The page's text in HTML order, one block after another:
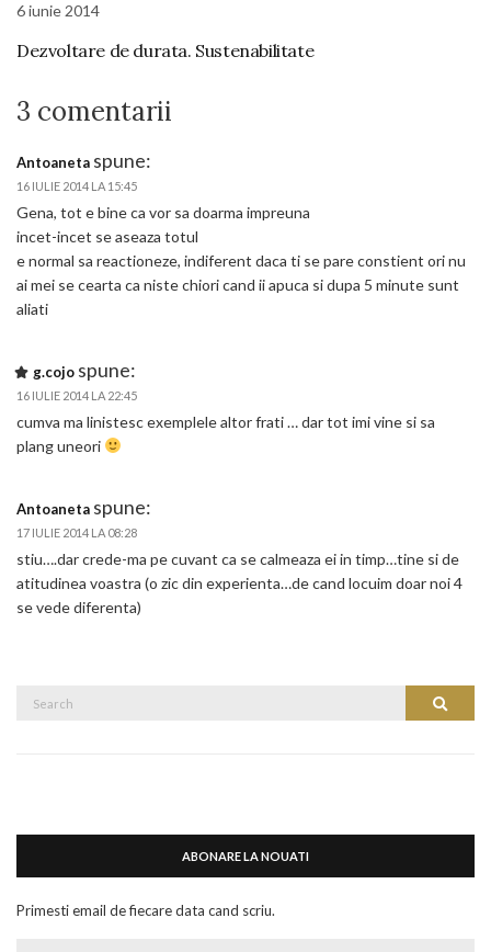
6 iunie 2014
Dezvoltare de durata. Sustenabilitate
3 comentarii
Antoaneta spune:
16 IULIE 2014 LA 15:45
Gena, tot e bine ca vor sa doarma impreuna
incet-incet se aseaza totul
e normal sa reactioneze, indiferent daca ti se pare constient ori nu
ai mei se cearta ca niste chiori cand ii apuca si dupa 5 minute sunt
aliati
g.cojo spune:
16 IULIE 2014 LA 22:45
cumva ma linistesc exemplele altor frati … dar tot imi vine si sa
plang uneori
Antoaneta spune:
17 IULIE 2014 LA 08:28
stiu….dar crede-ma pe cuvant ca se calmeaza ei in timp…tine si de
atitudinea voastra (o zic din experienta…de cand locuim doar noi 4
se vede diferenta)
Search
ABONARE LA NOUATI
Primesti email de fiecare data cand scriu.